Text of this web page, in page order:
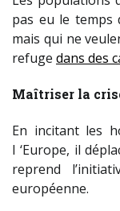
pas eu le temps
mais qui ne
refuge dans des
Maîtriser la
En incitant les
l ‘Europe, il
reprend
européenne.